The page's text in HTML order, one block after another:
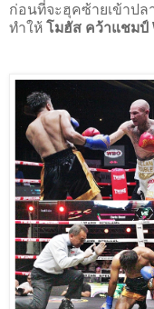
ก่อนที่จะฮุคซ้ายเข้าปล
ทำให้ โมฮัส คว้าแชมป์